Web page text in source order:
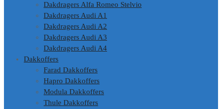
Dakdragers Alfa Romeo Stelvio
Dakdragers Audi A1
Dakdragers Audi A2
Dakdragers Audi A3
Dakdragers Audi A4
Dakkoffers
Farad Dakkoffers
Hapro Dakkoffers
Modula Dakkoffers
Thule Dakkoffers